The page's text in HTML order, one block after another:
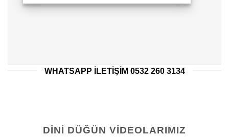
WHATSAPP ILETIŞIM 0532 260 3134
DINI DÜĞÜN VIDEOLARIMIZ